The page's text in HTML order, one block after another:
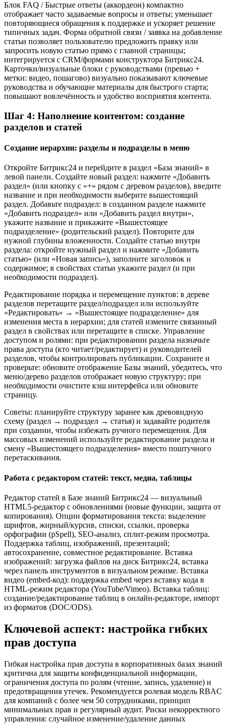
Блок FAQ / Быстрые ответы (аккордеон) компактно
отображает часто задаваемые вопросы и ответы; уменьшает
повторяющиеся обращения к поддержке и ускоряет решение
типичных задач. Форма обратной связи / заявка на добавление
статьи позволяет пользователю предложить правку или
запросить новую статью прямо с главной страницы;
интегрируется с CRM/формами конструктора Битрикс24.
Карточки/визуальные блоки с руководствами (превью +
метки: видео, пошагово) визуально показывают ключевые
руководства и обучающие материалы для быстрого старта;
повышают вовлечённость и удобство восприятия контента.
Шаг 4: Наполнение контентом: создание
разделов и статей
Создание иерархии: разделы и подразделы в меню
Откройте Битрикс24 и перейдите в раздел «База знаний» в
левой панели. Создайте новый раздел: нажмите «Добавить
раздел» (или кнопку с «+» рядом с деревом разделов), введите
название и при необходимости выберите вышестоящий
раздел. Добавьте подраздел: в созданном разделе нажмите
«Добавить подраздел» или «Добавить раздел внутри»,
укажите название и прикажите «Вышестоящее
подразделение» (родительский раздел). Повторите для
нужной глубины вложенности. Создайте статью внутри
раздела: откройте нужный раздел и нажмите «Добавить
статью» (или «Новая запись»), заполните заголовок и
содержимое; в свойствах статьи укажите раздел (и при
необходимости подраздел).
Редактирование порядка и перемещение пунктов: в дереве
разделов перетащите раздел/подраздел или используйте
«Редактировать» → «Вышестоящее подразделение» для
изменения места в иерархии; для статей измените связанный
раздел в свойствах или перетащите в списке. Управление
доступом и ролями: при редактировании раздела назначьте
права доступа (кто читает/редактирует) и руководителей
разделов, чтобы контролировать публикации. Сохраните и
проверьте: обновите отображение Базы знаний, убедитесь, что
меню/дерево разделов отображает новую структуру; при
необходимости очистите кэш интерфейса или обновите
страницу.
Советы: планируйте структуру заранее как древовидную
схему (раздел → подраздел → статья) и задавайте родителя
при создании, чтобы избежать ручного перемещения. Для
массовых изменений используйте редактирование раздела и
смену «Вышестоящего подразделения» вместо поштучного
перетаскивания.
Работа с редактором статей: текст, медиа, таблицы
Редактор статей в Базе знаний Битрикс24 — визуальный
HTML5-редактор с обновлениями (новые функции, защита от
копирования). Опции форматирования текста: выделение
шрифтов, жирный/курсив, списки, ссылки, проверка
орфографии (pSpell), SEO-анализ, сплит-режим просмотра.
Поддержка таблиц, изображений, презентаций;
автосохранение, совместное редактирование. Вставка
изображений: загрузка файлов на диск Битрикс24, вставка
через панель инструментов в визуальном режиме. Вставка
видео (embed-код): поддержка embed через вставку кода в
HTML-режим редактора (YouTube/Vimeo). Вставка таблиц:
создание/редактирование таблиц в онлайн-редакторе, импорт
из форматов (DOC/ODS).
Ключевой аспект: настройка гибких
прав доступа
Гибкая настройка прав доступа в корпоративных базах знаний
критична для защиты конфиденциальной информации,
ограничения доступа по ролям (чтение, запись, удаление) и
предотвращения утечек. Рекомендуется ролевая модель RBAC
для компаний с более чем 50 сотрудниками, принцип
минимальных прав и регулярный аудит. Риски некорректного
управления: случайное изменение/удаление данных